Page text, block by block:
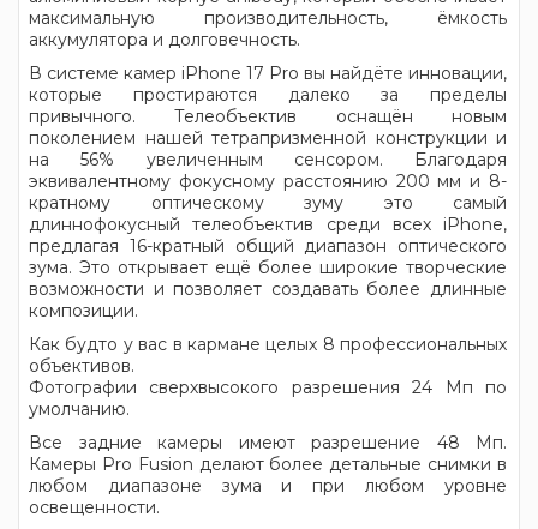
максимальную производительность, ёмкость
аккумулятора и долговечность.
В системе камер iPhone 17 Pro вы найдёте инновации,
которые простираются далеко за пределы
привычного. Телеобъектив оснащён новым
поколением нашей тетрапризменной конструкции и
на 56% увеличенным сенсором. Благодаря
эквивалентному фокусному расстоянию 200 мм и 8-
кратному оптическому зуму это самый
длиннофокусный телеобъектив среди всех iPhone,
предлагая 16-кратный общий диапазон оптического
зума. Это открывает ещё более широкие творческие
возможности и позволяет создавать более длинные
композиции.
Как будто у вас в кармане целых 8 профессиональных
объективов.
Фотографии сверхвысокого разрешения 24 Мп по
умолчанию.
Все задние камеры имеют разрешение 48 Мп.
Камеры Pro Fusion делают более детальные снимки в
любом диапазоне зума и при любом уровне
освещенности.